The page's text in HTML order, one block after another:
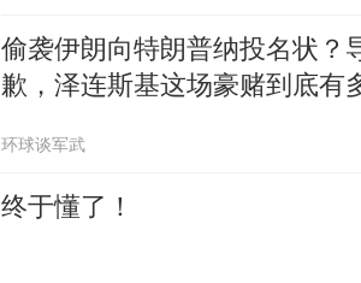
偷袭伊朗向特朗普纳投名状？
歉，泽连斯基这场豪赌到底有
环球谈军武
终于懂了！